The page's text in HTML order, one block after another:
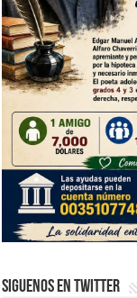
Siguenos en twitter